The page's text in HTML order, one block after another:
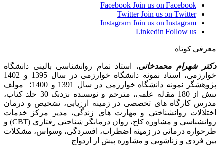
Facebook Join us on Facebook
Twitter Join us on Twitter
Instagram Join us on Instagram
Linkedin Follow us
معرفی کوتاه
دکتر شهرام محمدخانی، استاد تمام روانشناسی بالینی دانشگاه
خوارزمی، استاد نمونه دانشگاه خوارزمی در سال 1395 و 1402
پژوهشگر نمونه دانشگاه خوارزمی در سال 1391 و 1400؛ مولف
بیش از 180 مقاله علمی، مترجم و نویسنده نزدیک 30 جلد کتاب،
مدرس کارگاه­ های تخصصی در زمینه ارزیابی، تشخیص و درمان
اختلالات روانشناختی و مهارت های زندگی، مدیر مرکز خدمات
روانشناسی و مشاوره کاج، روان­ درمانگر شناختی رفتاری (CBT) و
طرحواره درمانی در زمینه اضطراب، افسردگی، وسواس، مشکلات
بین فردی و زناشویی و مشاوره پیش از ازدواج